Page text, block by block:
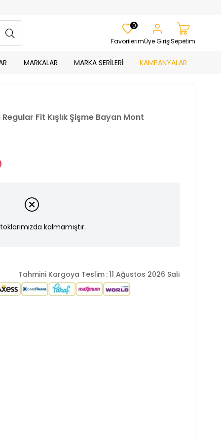
Favorilerim
0
Üye GirişiSepetim
MARKALAR MARKA SERİLERİ KAMPANYALAR
Fit Kışlık Şişme Bayan Mont
kalmamıştır.
Tahmini Kargoya Teslim :11 Ağustos 2026 Salı